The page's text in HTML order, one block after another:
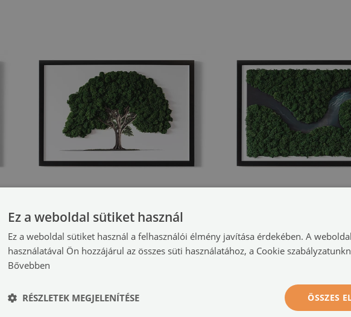
Élő moha kép
Egy fa fehér alapon(#omh-00074493)
55 900 HUF
Folyó az erdőben
(#omh-
méret -tól: 63x43 cm
Ez a weboldal sütiket használ
Ez a weboldal sütiket használ a felhasználói élmény javítása érdekében. A
használatával Ön hozzájárul az összes süti használatához, a Cookie
Bővebben
ÖSSZES
RÉSZLETEK MEGJELENÍTÉSE